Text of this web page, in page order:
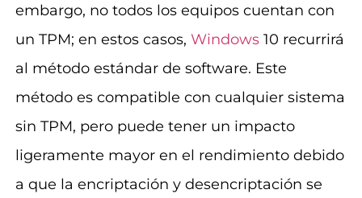
embargo, no todos los equipos cuentan con
un TPM; en estos casos, Windows10 recurrirá
al método estándar de software. Este
método es compatible con cualquier sistema
sin TPM, pero puede tener un impacto
ligeramente mayor en el rendimiento debido
a que la encriptación y desencriptación se